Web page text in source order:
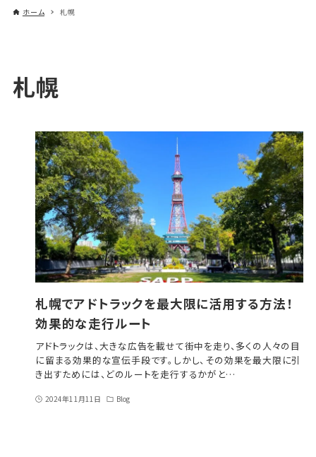
ホーム 札幌
札幌
札幌でアドトラックを最大限に活用する方法！
効果的な走行ルート
アドトラックは、大きな広告を載せて街中を走り、多くの人々の目
に留まる効果的な宣伝手段です。しかし、その効果を最大限に引
き出すためには、どのルートを走行するかがと…
2024年11月11日 Blog